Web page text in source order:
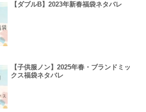
【ダブルB】2023年新春福袋ネタバレ
【子供服ノン】2025年春・ブランドミッ
クス福袋ネタバレ